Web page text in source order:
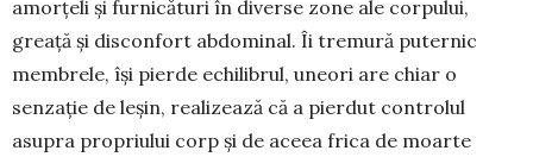
amorțeli și fur­nicături în diverse zone ale corpului,
greață și disconfort abdominal. Îi tremură puternic
mem­brele, își pierde echilibrul, uneori are chiar o
senzație de leșin, realizează că a pierdut controlul
asupra propriului corp și de aceea frica de moarte